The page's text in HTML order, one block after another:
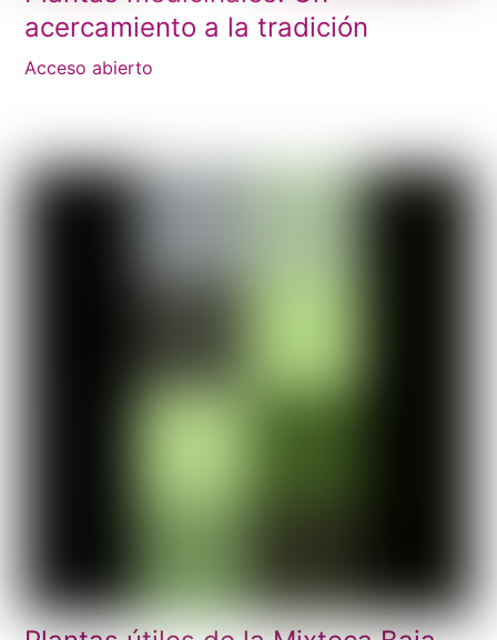
acercamiento a la tradición
Acceso abierto